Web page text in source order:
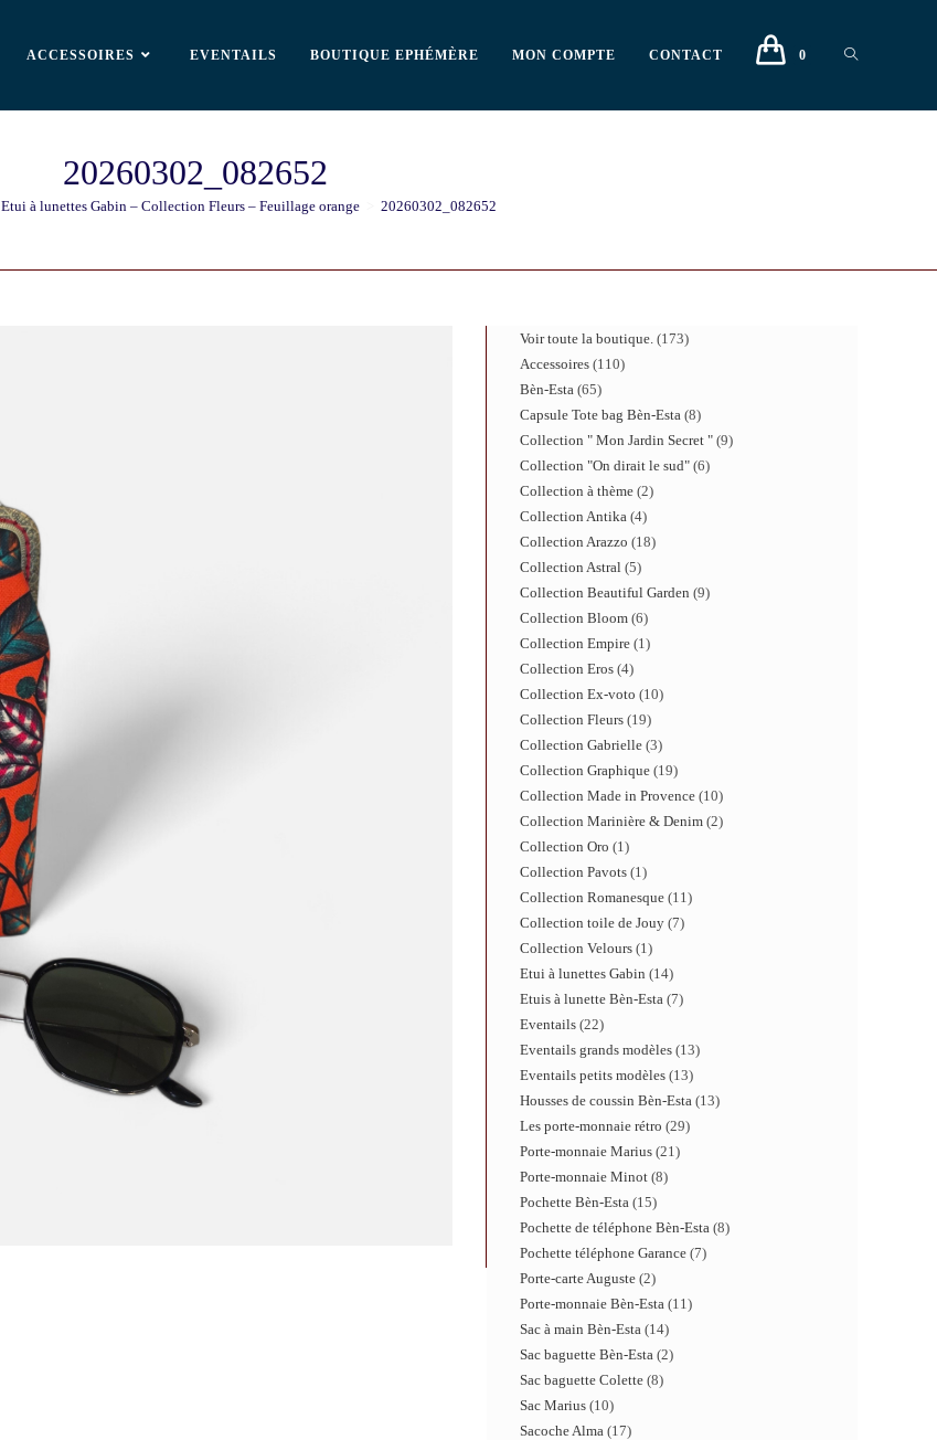
ACCESSOIRES EVENTAILS BOUTIQUE EPHÉMÈRE MON COMPTE CONTACT 0
20260302_082652
Etui à lunettes Gabin – Collection Fleurs – Feuillage orange 20260302_082652
Voir toute la boutique. 173
Accessoires 110
Bèn-Esta 65
Capsule Tote bag Bèn-Esta 8
Collection " Mon Jardin Secret " 9
Collection "On dirait le sud" 6
Collection à thème 2
Collection Antika 4
Collection Arazzo 18
Collection Astral 5
Collection Beautiful Garden 9
Collection Bloom 6
Collection Empire 1
Collection Eros 4
Collection Ex-voto 10
Collection Fleurs 19
Collection Gabrielle 3
Collection Graphique 19
Collection Made in Provence 10
Collection Marinière & Denim 2
Collection Oro 1
Collection Pavots 1
Collection Romanesque 11
Collection toile de Jouy 7
Collection Velours 1
Etui à lunettes Gabin 14
Etuis à lunette Bèn-Esta 7
Eventails 22
Eventails grands modèles 13
Eventails petits modèles 13
Housses de coussin Bèn-Esta 13
Les porte-monnaie rétro 29
Porte-monnaie Marius 21
Porte-monnaie Minot 8
Pochette Bèn-Esta 15
Pochette de téléphone Bèn-Esta 8
Pochette téléphone Garance 7
Porte-carte Auguste 2
Porte-monnaie Bèn-Esta 11
Sac à main Bèn-Esta 14
Sac baguette Bèn-Esta 2
Sac baguette Colette 8
Sac Marius 10
Sacoche Alma 17